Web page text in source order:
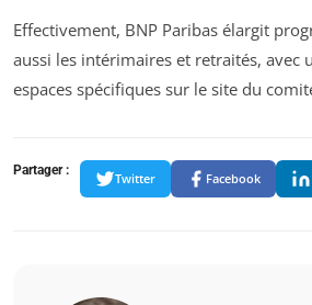
Effectivement, BNP Paribas élargit
aussi les intérimaires et retraités, avec
espaces spécifiques sur le site du
Partager :
Twitter Facebook